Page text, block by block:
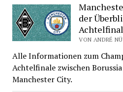
der
VON ANDRÉ
Alle Informationen zum
Achtelfinale zwischen
Manchester City.